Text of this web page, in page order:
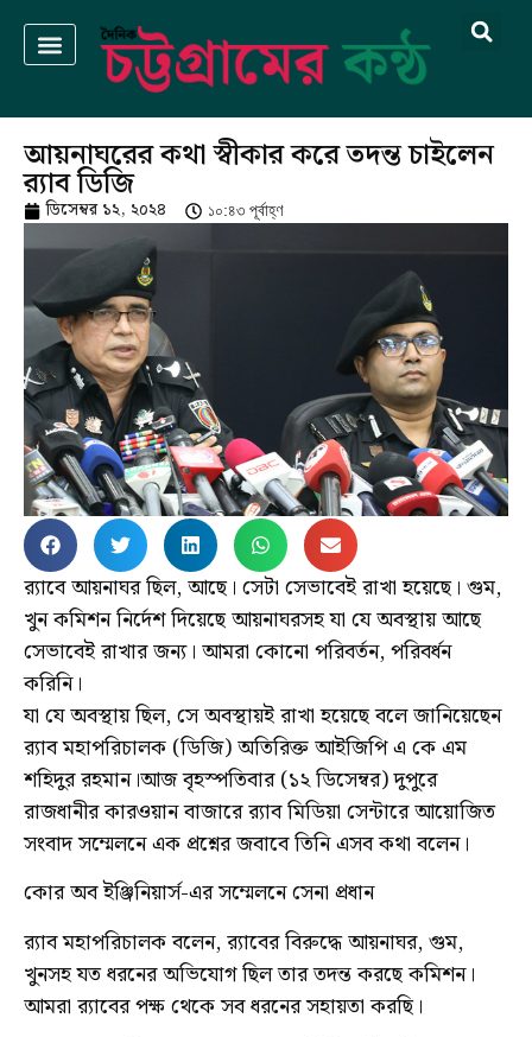
আয়নাঘরের কথা স্বীকার করে তদন্ত চাইলেন
র‌্যাব ডিজি
ডিসেম্বর ১২, ২০২৪ ১০:৪৩ পূর্বাহ্ণ
র‍্যাবে আয়নাঘর ছিল, আছে। সেটা সেভাবেই রাখা হয়েছে। গুম,
খুন কমিশন নির্দেশ দিয়েছে আয়নাঘরসহ যা যে অবস্থায় আছে
সেভাবেই রাখার জন্য। আমরা কোনো পরিবর্তন, পরিবর্ধন
করিনি।
যা যে অবস্থায় ছিল, সে অবস্থায়ই রাখা হয়েছে বলে জানিয়েছেন
র‍্যাব মহাপরিচালক (ডিজি) অতিরিক্ত আইজিপি এ কে এম
শহিদুর রহমান।আজ বৃহস্পতিবার (১২ ডিসেম্বর) দুপুরে
রাজধানীর কারওয়ান বাজারে র‍্যাব মিডিয়া সেন্টারে আয়োজিত
সংবাদ সম্মেলনে এক প্রশ্নের জবাবে তিনি এসব কথা বলেন।
কোর অব ইঞ্জিনিয়ার্স-এর সম্মেলনে সেনা প্রধান
র‍্যাব মহাপরিচালক বলেন, র‍্যাবের বিরুদ্ধে আয়নাঘর, গুম,
খুনসহ যত ধরনের অভিযোগ ছিল তার তদন্ত করছে কমিশন।
আমরা র‍্যাবের পক্ষ থেকে সব ধরনের সহায়তা করছি।